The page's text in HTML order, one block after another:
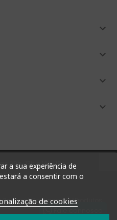
a sua experiência de
a consentir com o
de cookies




09h-13h e 14h-18h
905
Continental) *Produtos